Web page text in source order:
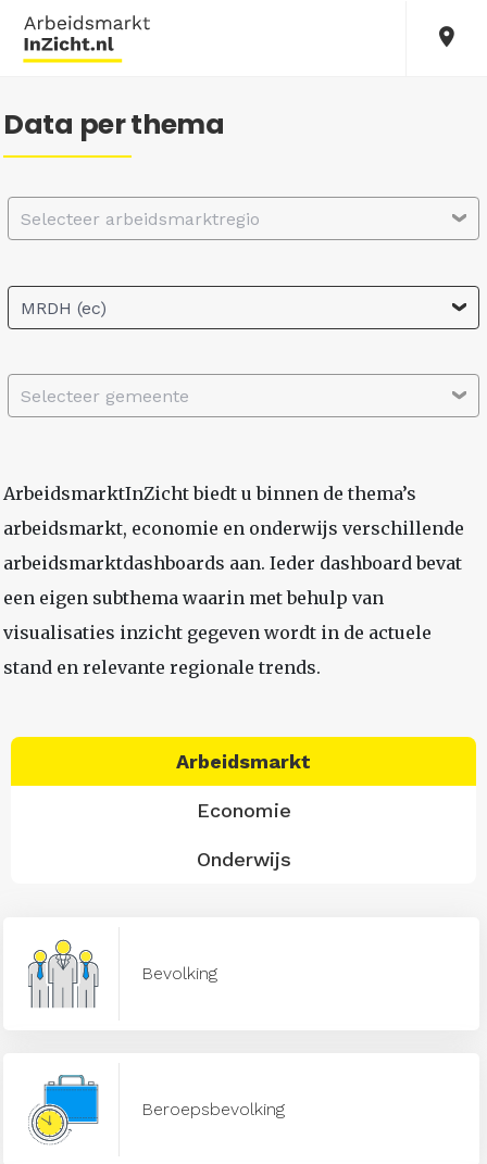
Data per thema
Selecteer arbeidsmarktregio
MRDH (ec)
Selecteer gemeente
ArbeidsmarktInZicht biedt u binnen de thema’s
arbeidsmarkt, economie en onderwijs verschillende
arbeidsmarktdashboards aan. Ieder dashboard bevat
een eigen subthema waarin met behulp van
visualisaties inzicht gegeven wordt in de actuele
stand en relevante regionale trends.
Arbeidsmarkt
Economie
Onderwijs
Bevolking
Beroepsbevolking